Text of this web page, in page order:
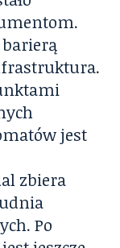
barierą
jest
zbiera
Po